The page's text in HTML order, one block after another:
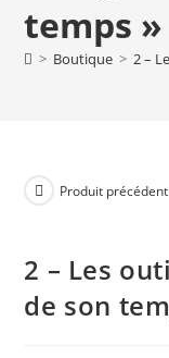
temps »
> Boutique > 2 –
Produit précédent
2 – Les
de son